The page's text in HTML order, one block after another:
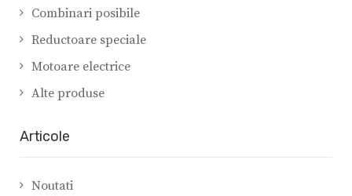
Combinari posibile
Reductoare speciale
Motoare electrice
Alte produse
Articole
Noutati